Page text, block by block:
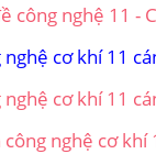
công nghệ 11 -
nghệ cơ khí 11
nghệ cơ khí 11
công nghệ cơ